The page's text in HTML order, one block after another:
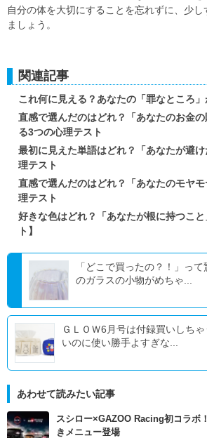
自分の体を大切にすることを忘れずに、少し
ましょう。
関連記事
これ何に見える？あなたの「罪なところ
直感で選んだのはどれ？「あなたのお金
る3つの心理テスト
最初に見えた単語はどれ？「あなたが避
理テスト
直感で選んだのはどれ？「あなたのモヤ
理テスト
好きな色はどれ？「あなたが根に持つこ
ト】
「どこで買ったの？！」っ
のガラスの小物がめちゃ...
ＧＬＯＷ6月号は付録買いしち
いのに使い勝手よすぎな...
あわせて読みたい記事
スシロー×GAZOO Racing初コラボ
きメニュー登場